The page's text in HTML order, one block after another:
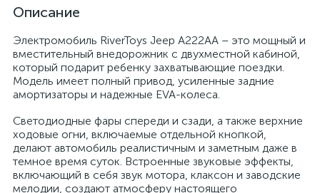
Описание
Электромобиль RiverToys Jeep A222AA – это мощный и
вместительный внедорожник с двухместной кабиной,
который подарит ребенку захватывающие поездки.
Модель имеет полный привод, усиленные задние
амортизаторы и надежные EVA-колеса.
Светодиодные фары спереди и сзади, а также верхние
ходовые огни, включаемые отдельной кнопкой,
делают автомобиль реалистичным и заметным даже в
темное время суток. Встроенные звуковые эффекты,
включающий в себя звук мотора, клаксон и заводские
мелодии, создают атмосферу настоящего